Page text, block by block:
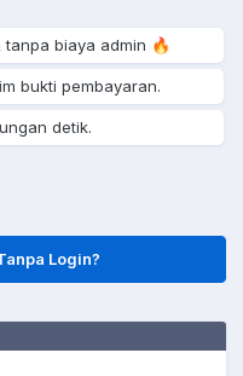
tanpa biaya admin 🔥
bukti pembayaran.
detik.
Login?